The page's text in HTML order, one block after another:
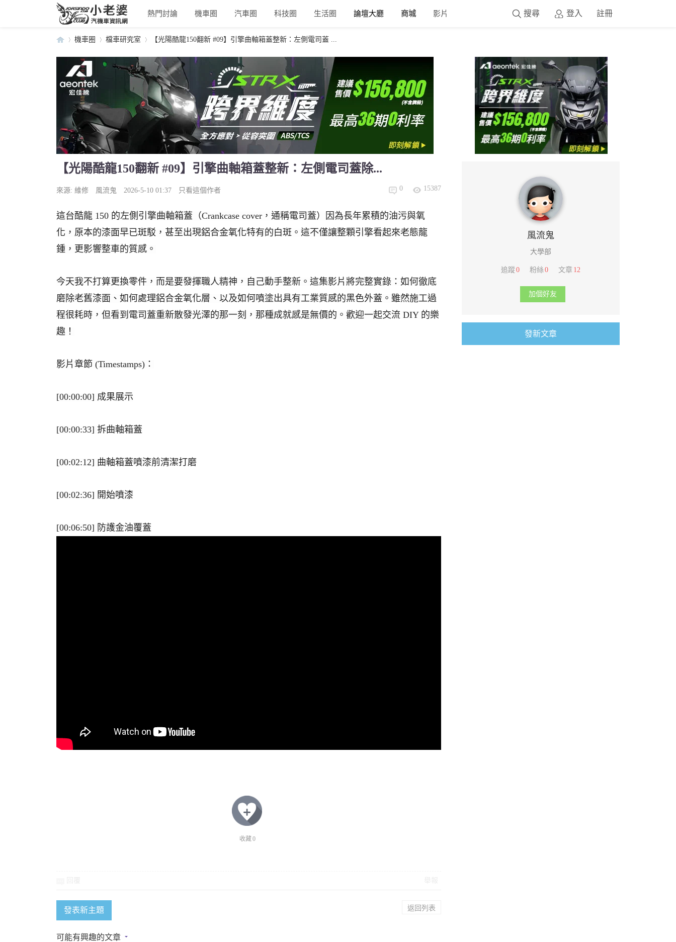
熱門討論 機車圈 汽車圈 科技圈 生活圈 論壇大廳 商城 影片 登入 註冊
搜尋
小
婆
›
機車圈
›
檔車研究室
›
【光陽酷龍150翻新 #09】引擎曲軸箱蓋整新：左側電司蓋 ...
【光陽酷龍150翻新 #09】引擎曲軸箱蓋整新：左側電司蓋除...
來源: 維修 風流鬼 2026-5-10 01:37 只看這個作者 0 15387
這台酷龍 150 的左側引擎曲軸箱蓋（Crankcase cover，通稱電司蓋）因為長年累積的油污與氧
化，原本的漆面早已斑駁，甚至出現鋁合金氧化特有的白斑。這不僅讓整顆引擎看起來老態龍
鍾，更影響整車的質感。
今天我不打算更換零件，而是要發揮職人精神，自己動手整新。這集影片將完整實錄：如何徹底
磨除老舊漆面、如何處理鋁合金氧化層、以及如何噴塗出具有工業質感的黑色外蓋。雖然施工過
程很耗時，但看到電司蓋重新散發光澤的那一刻，那種成就感是無價的。歡迎一起交流 DIY 的樂
趣！
影片章節 (Timestamps)：
[00:00:00] 成果展示
[00:00:33] 拆曲軸箱蓋
[00:02:12] 曲軸箱蓋噴漆前清潔打磨
[00:02:36] 開始噴漆
[00:06:50] 防護金油覆蓋
收藏0
返回列表
發表新主題
可能有興趣的文章
風流鬼
大學部
追蹤0 粉絲 0 文章 12
加個好友
發新文章